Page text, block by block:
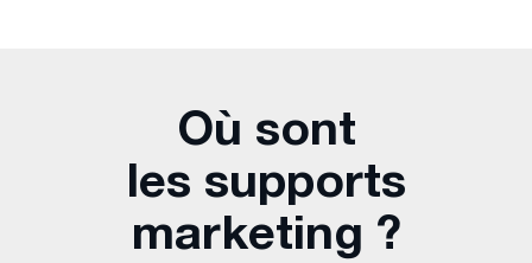
Où sont
les supports
marketing ?